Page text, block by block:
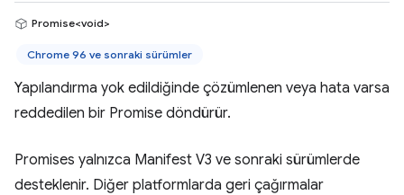
Promise<void>
Chrome 96 ve sonraki sürümler
Yapılandırma yok edildiğinde çözümlenen veya hata varsa
reddedilen bir Promise döndürür.
Promises yalnızca Manifest V3 ve sonraki sürümlerde
desteklenir. Diğer platformlarda geri çağırmalar